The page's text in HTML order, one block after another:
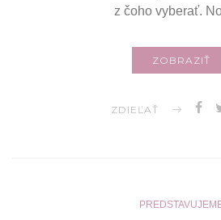
z čoho vyberať.
ZOBRAZIŤ
ZDIEĽAŤ